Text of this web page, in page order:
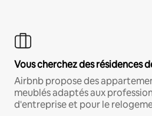
Vous cherchez des résidences
Airbnb propose des
meublés adaptés aux
d'entreprise et pour le